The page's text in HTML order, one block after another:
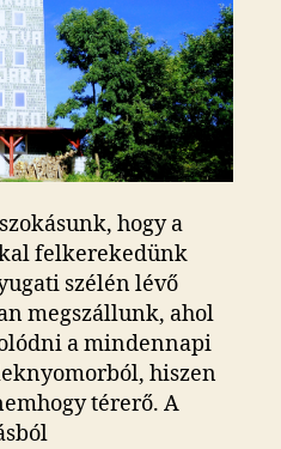
hogy a
felkerekedünk
szélén lévő
megszállunk, ahol
a mindennapi
hiszen
térerő. A